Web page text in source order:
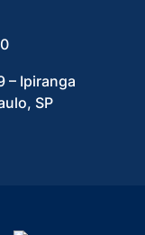
– Ipiranga
SP